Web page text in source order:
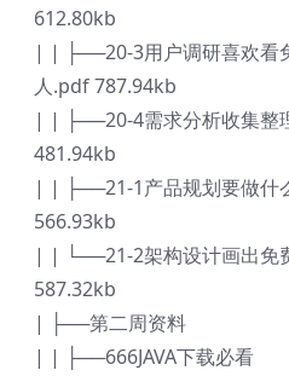
612.80kb
| | ├──20-3用户调研喜欢看
人.pdf 787.94kb
| | ├──20-4需求分析收集整
481.94kb
| | ├──21-1产品规划要做什
566.93kb
| | └──21-2架构设计画出免
587.32kb
| ├──第二周资料
| | ├──666JAVA下载必看